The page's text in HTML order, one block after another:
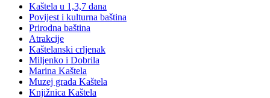
Kaštela u 1,3,7 dana
Povijest i kulturna baština
Prirodna baština
Atrakcije
Kaštelanski crljenak
Miljenko i Dobrila
Marina Kaštela
Muzej grada Kaštela
Knjižnica Kaštela